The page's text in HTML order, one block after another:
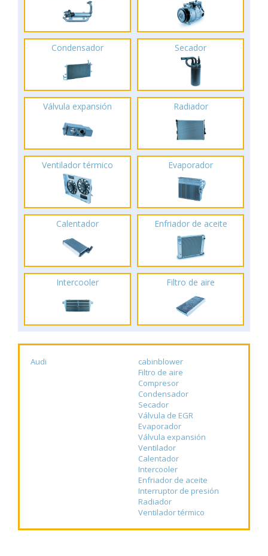
Condensador Secador
Válvula expansión Radiador
Ventilador térmico Evaporador
Calentador Enfriador de aceite
Intercooler Filtro de aire
Audi
cabinblower
Filtro de aire
Compresor
Condensador
Secador
Válvula de EGR
Evaporador
Válvula expansión
Ventilador
Calentador
Intercooler
Enfriador de aceite
Interruptor de presión
Radiador
Ventilador térmico